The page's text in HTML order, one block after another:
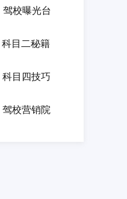
驾校曝光台
科目二秘籍
科目四技巧
驾校营销院